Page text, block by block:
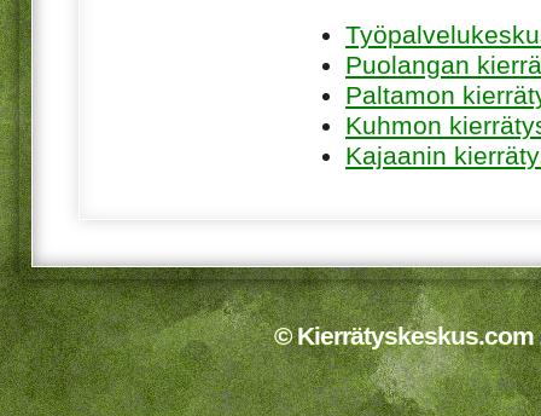
Puolangan
Paltamon
Kuhmon
Kajaanin
© Kierrätyskeskus.com